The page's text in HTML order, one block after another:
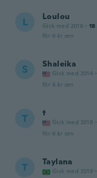
L Loulou
Gick med 2016 · 18
för 6 år sen
S Shaleika
Gick med 2014 ·
för 6 år sen
T t
Gick med 2018 ·
för 6 år sen
T Taylana
Gick med 2019 ·